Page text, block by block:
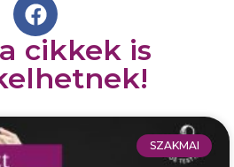
cikkek is
SZAKMAI